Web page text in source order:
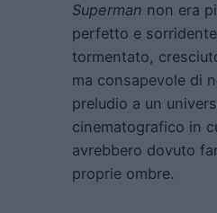
Superman non era
perfetto e
tormentato,
ma consapevole di
preludio a un
cinematografico in
avrebbero dovuto
proprie ombre.